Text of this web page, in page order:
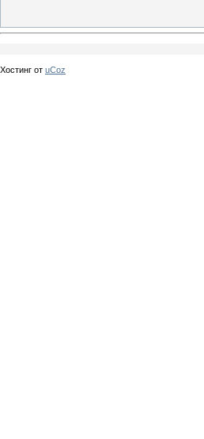
Хостинг от uCoz